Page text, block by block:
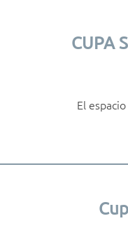
CUPA
El